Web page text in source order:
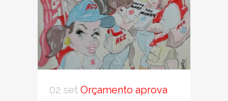
02 set Orçamento aprova